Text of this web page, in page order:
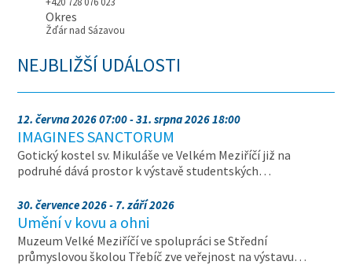
Okres
Žďár nad Sázavou
NEJBLIŽŠÍ UDÁLOSTI
12. června 2026 07:00 - 31. srpna 2026 18:00
IMAGINES SANCTORUM
Gotický kostel sv. Mikuláše ve Velkém Meziříčí již na
podruhé dává prostor k výstavě studentských…
30. července 2026 - 7. září 2026
Umění v kovu a ohni
Muzeum Velké Meziříčí ve spolupráci se Střední
průmyslovou školou Třebíč zve veřejnost na výstavu…